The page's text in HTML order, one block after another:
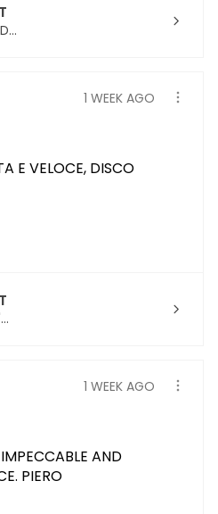
1 WEEK AGO
E VELOCE, DISCO
1 WEEK AGO
AND
PIERO